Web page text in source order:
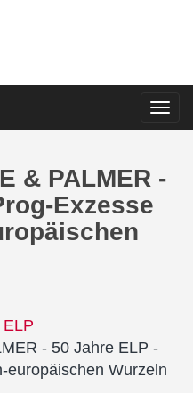
& PALMER -
Exzesse
ELP